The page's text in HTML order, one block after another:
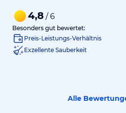
4,8 / 6
Besonders gut bewertet:
Preis-Leistungs-Verhältnis
Exzellente Sauberkeit
Alle